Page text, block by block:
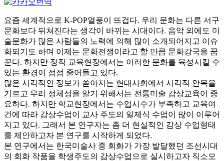
요즘 세계적으로 K-POP열풍이 뜨겁다. 우리 문화는 다른 서구
문화보다 뒤쳐진다는 생각이 바뀌는 시대이다. 음악 외에도 미
술문화가 많은 사람들의 노력에 의해 많이 소개되어지고 이슈
화되기도 하며 이제는 문화전쟁이라고 할 만큼 문화강국을 꿈
꾼다. 하지만 정작 교육현장에서는 이러한 문화를 육성시킬 수
있는 환경이 점점 줄어들고 있다.
많은 시각적인 정보가 쏟아지는 현대사회에서 시각적 안목을
기르고 우리 정체성을 알기 위해서는 전통미술 감상교육이 중
요하다. 하지만 학교현장에서는 수업시수가 부족하고 교육여
건에 따라 감상수업이 교사 주도의 일제식 수업이 많이 이루어
지고 있다. 그래서 본 연구자는 좀 더 현실적인 감상 수업형태
를 제안하고자 본 연구를 시작하게 되었다.
본 연구에서는 한국미술사 중 회화가 가장 발달했던 조선시대
의 회화 작품을 학생주도의 감상수업으로 실시하고자 직소모